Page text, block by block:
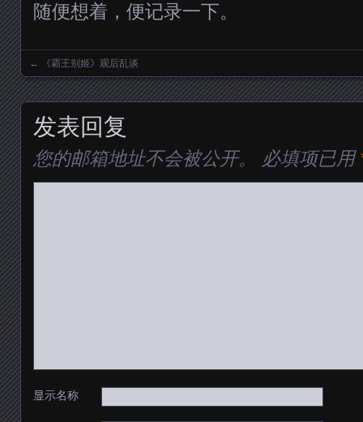
随便想着，便记录一下。
Posts navigation
← 《霸王别姬》观后乱谈
发表回复
您的邮箱地址不会被公开。 必填项已用
显示名称